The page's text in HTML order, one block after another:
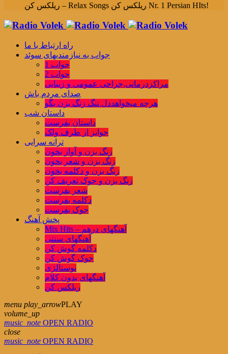
ریلکس کن – Relax Songs ریلکس کن Nr. 1 Persian HIts!
راه ارتباط با ما
جواب به نیازمندیهای سوئد
جواب 1
جواب 2
مراکزدرمانی,جراحی عمومی و زیبایی
صدای مردم باش
هرچه میخواهددل تنگ زنگ بزن بگو
داستان شب
داستان بفرست
جوایز از طرف ولک
ترانه سرایی
زنگ بزن و آواز بخون
زنگ بزن و شعر بخون
زنگ بزن و دکلمه بخون
زنگ بزن و جوک تعریف کن
شعر بفرست
دکلمه بفرست
جوک بفرست
پخش آهنگ
Mix Hits – آهنگهای درهم
آهنگهای سنتی
دکلمه گوش کن
جوک گوش کن
نوستالژی
آهنگهای بدون کلام
ریلکس کن
menu play_arrowPLAY
volume_up
music_note OPEN RADIO
close
music_note OPEN RADIO